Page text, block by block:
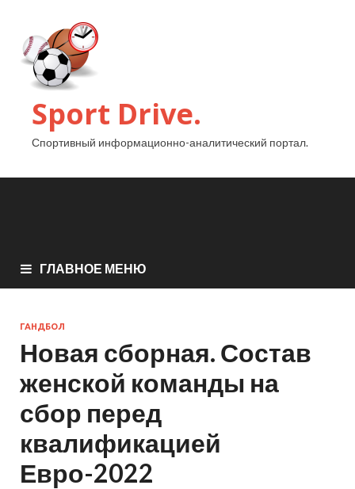
Sport Drive.
Спортивный информационно-аналитический портал.
ГЛАВНОЕ МЕНЮ
ГАНДБОЛ
Новая сборная. Состав
женской команды на
сбор перед
квалификацией
Евро-2022